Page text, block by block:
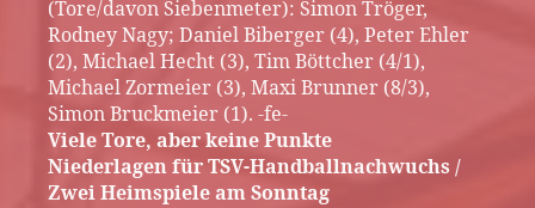
(Tore/davon Siebenmeter): Simon Tröger,
Rodney Nagy; Daniel Biberger (4), Peter Ehler
(2), Michael Hecht (3), Tim Böttcher (4/1),
Michael Zormeier (3), Maxi Brunner (8/3),
Simon Bruckmeier (1). -fe-
Viele Tore, aber keine Punkte
Niederlagen für TSV-Handballnachwuchs /
Zwei Heimspiele am Sonntag